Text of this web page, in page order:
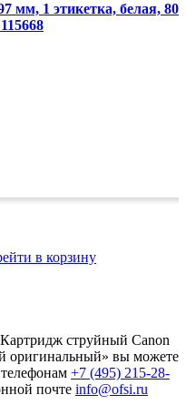
мм, 1 этикетка, белая, 80
в корзину
струйный Canon
оригинальный» вы можете
+7 (495) 215-28-
почте info@ofsi.ru